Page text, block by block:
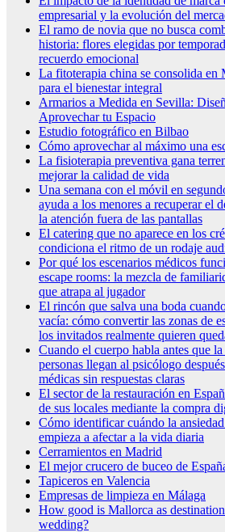
empresarial y la evolución del
El ramo de novia que no busca
historia: flores elegidas por
recuerdo emocional
La fitoterapia china se consolida en
para el bienestar integral
Armarios a Medida en Sevilla:
Aprovechar tu Espacio
Estudio fotográfico en Bilbao
Cómo aprovechar al máximo una
La fisioterapia preventiva gana
mejorar la calidad de vida
Una semana con el móvil en
ayuda a los menores a recuperar el
la atención fuera de las pantallas
El catering que no aparece en los
condiciona el ritmo de un rodaje
Por qué los escenarios médicos
escape rooms: la mezcla de
que atrapa al jugador
El rincón que salva una boda
vacía: cómo convertir las zonas de
los invitados realmente quieren
Cuando el cuerpo habla antes que
personas llegan al psicólogo
médicas sin respuestas claras
El sector de la restauración en
de sus locales mediante la compra
Cómo identificar cuándo la
empieza a afectar a la vida diaria
Cerramientos en Madrid
El mejor crucero de buceo de
Tapiceros en Valencia
Empresas de limpieza en Málaga
How good is Mallorca as
wedding?